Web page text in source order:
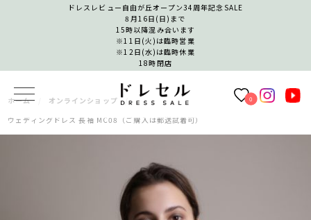
ドレスレビュー自由が丘オープン34周年記念SALE
8月16日(日)まで
15時以降混み合います
※11日(火)は臨時営業
※12日(水)は臨時休業
18時閉店
0
ホーム
オンラインショップ
ウェディングドレス 長袖 MC08（ご購入は郵送試着可）